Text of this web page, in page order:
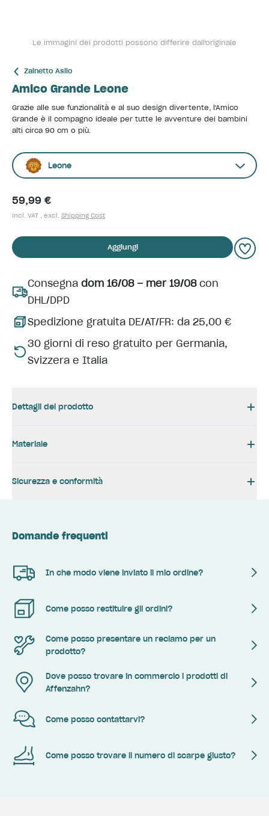
Le immagini dei prodotti possono differire dall'originale
Zainetto Asilo
Amico Grande Leone
Grazie alle sue funzionalità e al suo design divertente, l'Amico
Grande è il compagno ideale per tutte le avventure dei bambini
alti circa 90 cm o più.
Leone
59,99 €
incl. VAT , excl. Shipping Cost
Aggiungi
Consegna dom 16/08 – mer 19/08con
DHL/DPD
Spedizione gratuita DE/AT/FR: da 25,00 €
30 giorni di reso gratuito per Germania,
Svizzera e Italia
Dettagli del prodotto
Materiale
Sicurezza e conformità
Domande frequenti
In che modo viene inviato il mio ordine?
Come posso restituire gli ordini?
Come posso presentare un reclamo per un
prodotto?
Dove posso trovare in commercio i prodotti di
Affenzahn?
Come posso contattarvi?
Come posso trovare il numero di scarpe giusto?